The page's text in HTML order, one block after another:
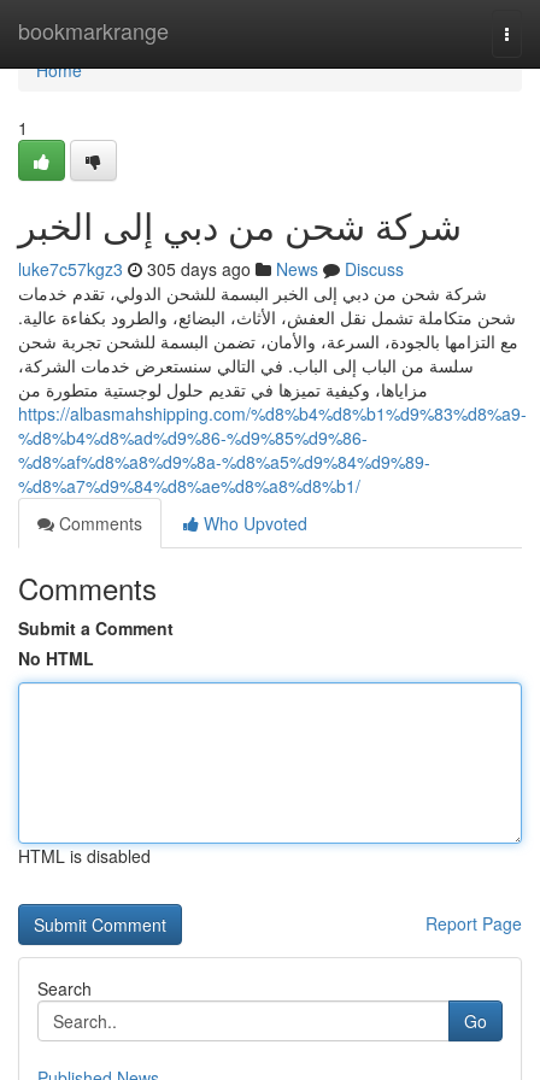
bookmarkrange
Home
Home
1
شركة شحن من دبي إلى الخبر
luke7c57kgz3 305 days ago News
Discuss
شركة شحن من دبي إلى الخبر البسمة للشحن الدولي، تقدم خدمات
شحن متكاملة تشمل نقل العفش، الأثاث، البضائع، والطرود بكفاءة عالية.
مع التزامها بالجودة، السرعة، والأمان، تضمن البسمة للشحن تجربة شحن
سلسة من الباب إلى الباب. في التالي سنستعرض خدمات الشركة،
مزاياها، وكيفية تميزها في تقديم حلول لوجستية متطورة من
https://albasmahshipping.com/%d8%b4%d8%b1%d9%83%d8%a9-
%d8%b4%d8%ad%d9%86-%d9%85%d9%86-
%d8%af%d8%a8%d9%8a-%d8%a5%d9%84%d9%89-
%d8%a7%d9%84%d8%ae%d8%a8%d8%b1/
Comments
Who Upvoted
Comments
Submit a Comment
No HTML
HTML is disabled
Report Page
Search
Go